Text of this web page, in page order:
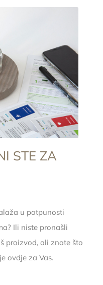
STE ZA
u potpunosti
Ili niste pronašli
proizvod, ali znate što
ovdje za Vas.